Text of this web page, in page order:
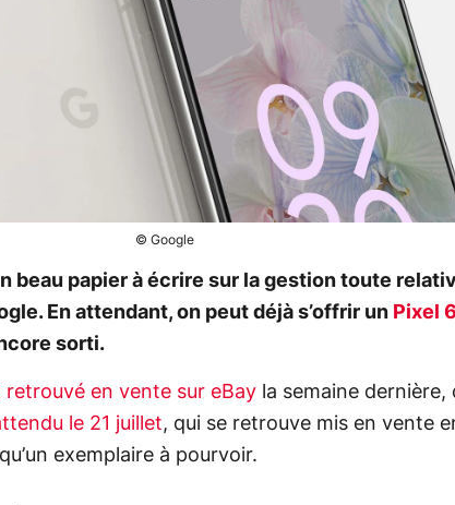
© Google
beau papier à écrire sur la gestion toute
En attendant, on peut déjà s’offrir un Pixel
sorti.
retrouvé en vente sur eBay la semaine dernière,
le 21 juillet, qui se retrouve mis en vente
exemplaire à pourvoir.